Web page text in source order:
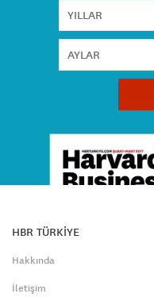
HBR TÜRKİYE
Hakkında
İletişim